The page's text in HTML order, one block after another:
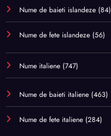
Nume de baieti islandeze (84)
Nume de fete islandeze (56)
Nume italiene (747)
Nume de baieti italiene (463)
Nume de fete italiene (284)